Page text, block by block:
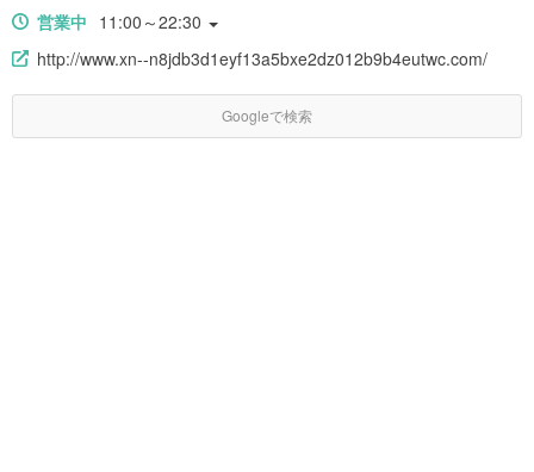
営業中 11:00～22:30
http://www.xn--n8jdb3d1eyf13a5bxe2dz012b9b4eutwc.com/
Googleで検索